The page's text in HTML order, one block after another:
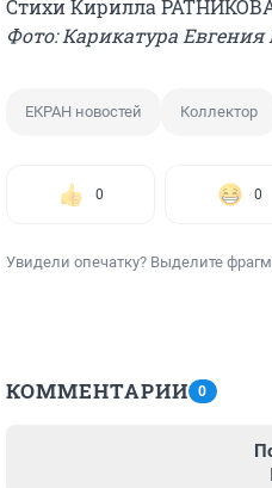
Стихи Кирилла
Фото: Карикатура Евгения
ЕКРАН новостей Коллектор
0 0
Увидели опечатку? Выделите
КОММЕНТАРИИ 0